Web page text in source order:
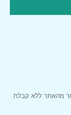
מהאתר ללא קבלת